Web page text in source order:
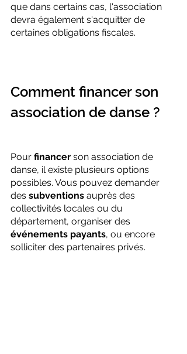
que dans certains cas, l'association
devra également s'acquitter de
certaines obligations fiscales.
Comment financer son
association de danse ?
Pour financer son association de
danse, il existe plusieurs options
possibles. Vous pouvez demander
des subventions auprès des
collectivités locales ou du
département, organiser des
événements payants, ou encore
solliciter des partenaires privés.